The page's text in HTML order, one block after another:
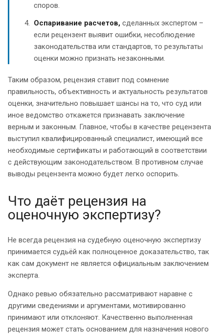
споров.
Оспаривание расчетов, сделанных экспертом –
если рецензент выявит ошибки, несоблюдение
законодательства или стандартов, то результаты
оценки можно признать незаконными.
Таким образом, рецензия ставит под сомнение
правильность, объективность и актуальность результатов
оценки, значительно повышает шансы на то, что суд или
иное ведомство откажется признавать заключение
верным и законным. Главное, чтобы в качестве рецензента
выступил квалифицированный специалист, имеющий все
необходимые сертификаты и работающий в соответствии
с действующим законодательством. В противном случае
выводы рецензента можно будет легко оспорить.
Что даёт рецензия на
оценочную экспертизу?
Не всегда рецензия на судебную оценочную экспертизу
принимается судьёй как полноценное доказательство, так
как сам документ не является официальным заключением
эксперта.
Однако ревью обязательно рассматривают наравне с
другими сведениями и аргументами, мотивированно
принимают или отклоняют. Качественно выполненная
рецензия может стать основанием для назначения нового